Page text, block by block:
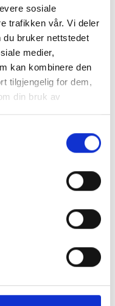
sosiale
trafikken vår. Vi deler
bruker nettstedet
medier,
kan kombinere den
tilgjengelig for dem,
din bruk av
Smart